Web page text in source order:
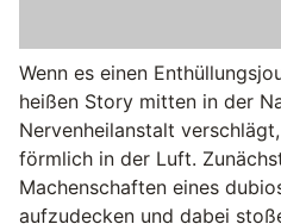
Wenn es einen
heißen Story mitten in der
Nervenheilanstalt
förmlich in der Luft.
Machenschaften eines
aufzudecken und dabei